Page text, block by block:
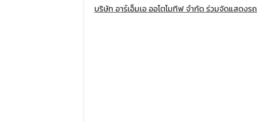
บริษัท อาร์เอ็มเอ ออโตโมทีฟ จำกัด ร่วมจัดแสดง